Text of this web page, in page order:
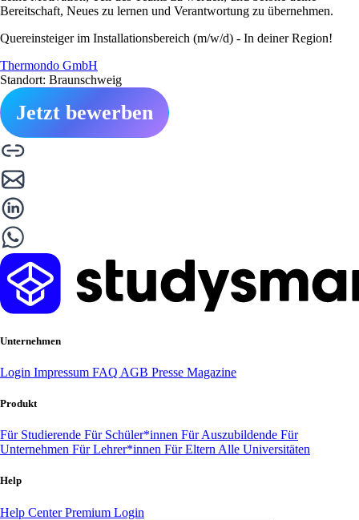
Bereitschaft, Neues zu lernen und Verantwortung zu übernehmen.
Quereinsteiger im Installationsbereich (m/w/d) - In deiner Region!
Thermondo GmbH
Standort: Braunschweig
Jetzt bewerben
Unternehmen
Login Impressum FAQ AGB Presse Magazine
Produkt
Für Studierende Für Schüler*innen Für Auszubildende Für
Unternehmen Für Lehrer*innen Für Eltern Alle Universitäten
Help
Help CenterPremium Login